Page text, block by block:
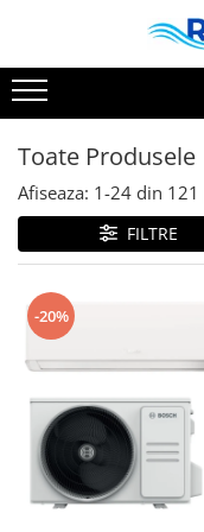
Toate Produsele
Afiseaza: 1-24 din 121
FILTRE
-20%